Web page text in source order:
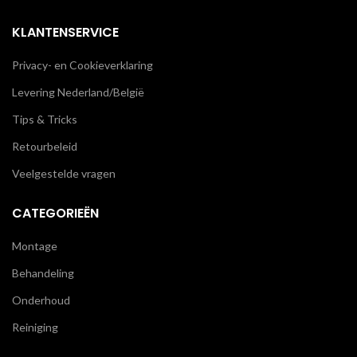
KLANTENSERVICE
Privacy- en Cookieverklaring
Levering Nederland/België
Tips & Tricks
Retourbeleid
Veelgestelde vragen
CATEGORIEËN
Montage
Behandeling
Onderhoud
Reiniging